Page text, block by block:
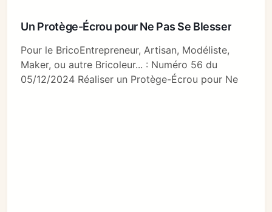
Un Protège-Écrou pour Ne Pas Se Blesser
Pour le BricoEntrepreneur, Artisan, Modéliste,
Maker, ou autre Bricoleur... : Numéro 56 du
05/12/2024 Réaliser un Protège-Écrou pour Ne